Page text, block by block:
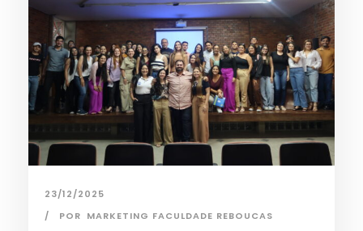
23/12/2025
POR MARKETING FACULDADE REBOUCAS